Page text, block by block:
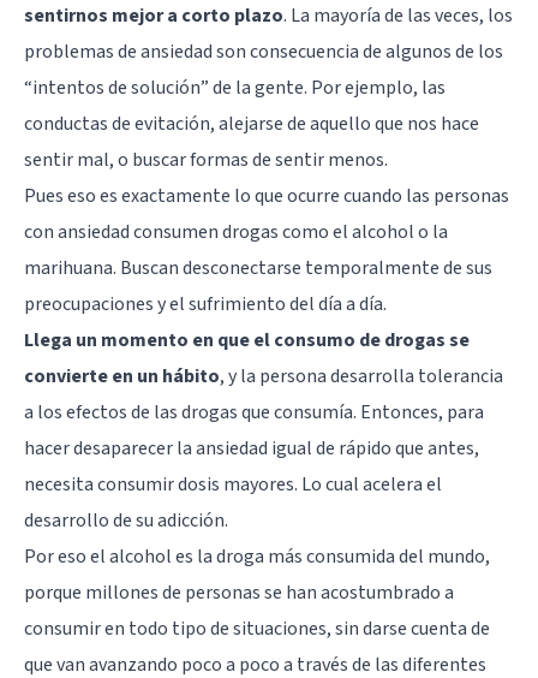
sentirnos mejor a corto plazo. La mayoría de las veces, los
problemas de ansiedad son consecuencia de algunos de los
“intentos de solución” de la gente. Por ejemplo, las
conductas de evitación, alejarse de aquello que nos hace
sentir mal, o buscar formas de sentir menos.
Pues eso es exactamente lo que ocurre cuando las personas
con ansiedad consumen drogas como el alcohol o la
marihuana. Buscan desconectarse temporalmente de sus
preocupaciones y el sufrimiento del día a día.
Llega un momento en que el consumo de drogas se
convierte en un hábito, y la persona desarrolla tolerancia
a los efectos de las drogas que consumía. Entonces, para
hacer desaparecer la ansiedad igual de rápido que antes,
necesita consumir dosis mayores. Lo cual acelera el
desarrollo de su adicción.
Por eso el alcohol es la droga más consumida del mundo,
porque millones de personas se han acostumbrado a
consumir en todo tipo de situaciones, sin darse cuenta de
que van avanzando poco a poco a través de las diferentes